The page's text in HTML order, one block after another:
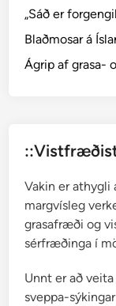
„Sáð er
Blaðmosar á
Ágrip af grasa-
Vakin er athygli
margvísleg
grasafræði og
sérfræðinga í
Unnt er að
sveppa-